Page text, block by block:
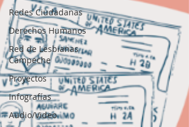
Redes Ciudadanas
Derechos Humanos
Red de Lesbianas
Campeche
Proyectos
Infografías
Audio/Video